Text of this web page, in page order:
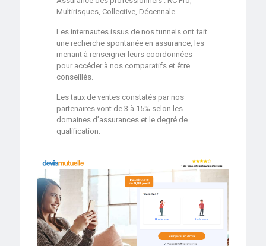
Multirisques, Collective, Décennale
Les internautes issus de nos tunnels ont fait
une recherche spontanée en assurance, les
menant à renseigner leurs coordonnées
pour accéder à nos comparatifs et être
conseillés.
Les taux de ventes constatés par nos
partenaires vont de 3 à 15% selon les
domaines d’assurances et le degré de
qualification.